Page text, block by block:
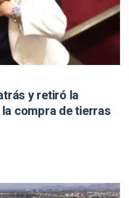
y retiró la
compra de tierras